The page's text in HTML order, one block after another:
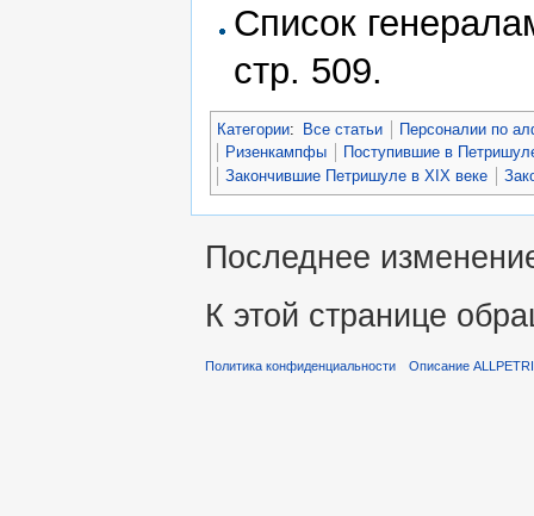
Список
стр. 509.
Категории: Все статьи
Персоналии по
Ризенкампфы
Поступившие в
Закончившие Петришуле в XIX веке
Последнее
К этой странице
Политика конфиденциальности Описание